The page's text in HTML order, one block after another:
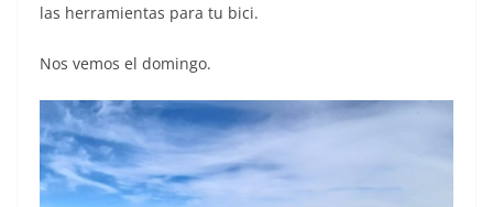
las herramientas para tu bici.
Nos vemos el domingo.